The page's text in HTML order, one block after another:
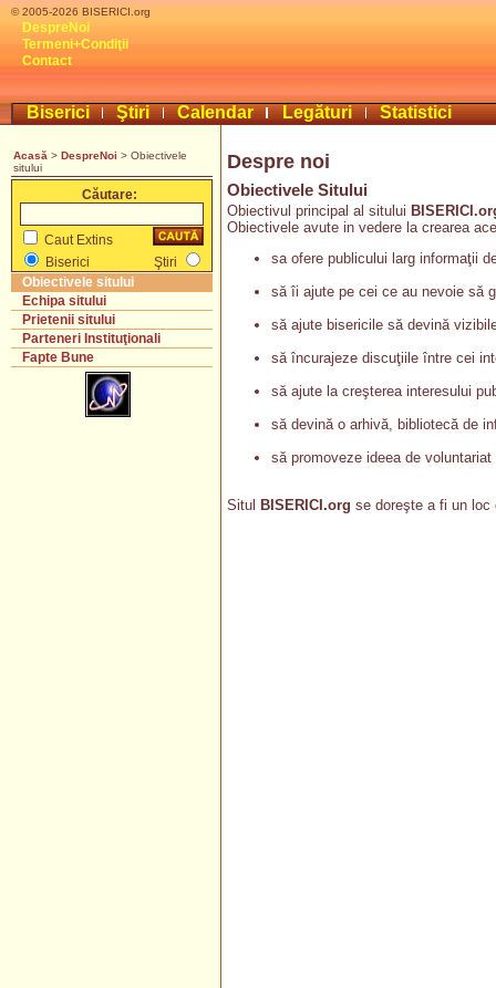
© 2005-2026 BISERICI.org
DespreNoi
Termeni+Condiţii
Contact
Biserici Ştiri Calendar Legături Statistici
Acasă > DespreNoi > Obiectivele
sitului
Căutare:
Caut Extins
Biserici
Ştiri
Obiectivele sitului
Echipa sitului
Prietenii sitului
Parteneri Instituţionali
Fapte Bune
Despre noi
Obiectivele Sitului
Obiectivul principal al sitului
Obiectivele avute in vedere la crearea
sa ofere publicului larg informaţii
să îi ajute pe cei ce au nevoie să
să ajute bisericile să devină
să încurajeze discuţiile între cei
să ajute la creşterea interesului
să devină o arhivă, bibliotecă de
să promoveze ideea de
Situl BISERICI.org se doreşte a fi un